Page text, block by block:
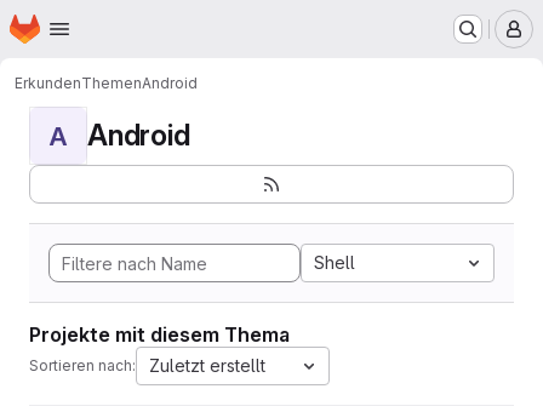
Zum Hauptinhalt springen
Startseite
ErkundenThemenAndroid
A Android
Shell
Projekte mit diesem Thema
Sortieren nach: Zuletzt erstellt